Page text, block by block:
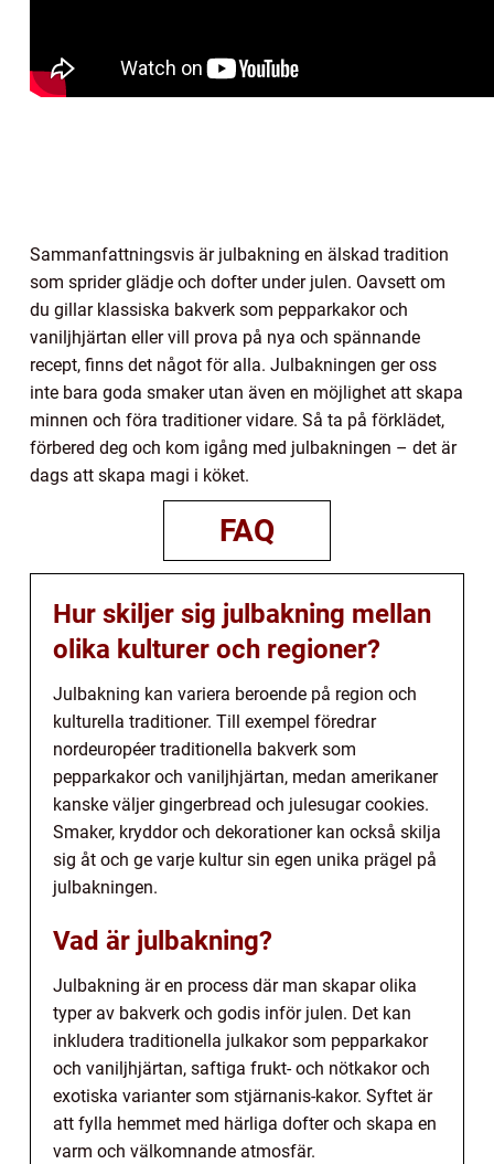
Sammanfattningsvis är julbakning en älskad tradition
som sprider glädje och dofter under julen. Oavsett om
du gillar klassiska bakverk som pepparkakor och
vaniljhjärtan eller vill prova på nya och spännande
recept, finns det något för alla. Julbakningen ger oss
inte bara goda smaker utan även en möjlighet att skapa
minnen och föra traditioner vidare. Så ta på förklädet,
förbered deg och kom igång med julbakningen – det är
dags att skapa magi i köket.
FAQ
Hur skiljer sig julbakning mellan
olika kulturer och regioner?
Julbakning kan variera beroende på region och
kulturella traditioner. Till exempel föredrar
nordeuropéer traditionella bakverk som
pepparkakor och vaniljhjärtan, medan amerikaner
kanske väljer gingerbread och julesugar cookies.
Smaker, kryddor och dekorationer kan också skilja
sig åt och ge varje kultur sin egen unika prägel på
julbakningen.
Vad är julbakning?
Julbakning är en process där man skapar olika
typer av bakverk och godis inför julen. Det kan
inkludera traditionella julkakor som pepparkakor
och vaniljhjärtan, saftiga frukt- och nötkakor och
exotiska varianter som stjärnanis-kakor. Syftet är
att fylla hemmet med härliga dofter och skapa en
varm och välkomnande atmosfär.